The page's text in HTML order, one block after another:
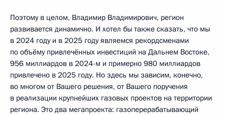
Поэтому в целом, Владимир Владимирович, регион
развивается динамично. И хотел бы также сказать, что мы
в 2024 году и в 2025 году являемся рекордсменами
по объёму привлечённых инвестиций на Дальнем Востоке,
956 миллиардов в 2024-м и примерно 980 миллиардов
привлечено в 2025 году. Но здесь мы зависим, конечно,
во многом от Вашего решения, от Вашего поручения
в реализации крупнейших газовых проектов на территории
региона. Это два мегапроекта: газоперерабатывающий